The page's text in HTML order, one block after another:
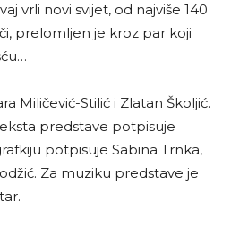
vrli novi svijet, od najviše 140
prelomljen je kroz par koji
Miličević-Stilić i Zlatan Školjić.
predstave potpisuje
potpisuje Sabina Trnka,
Za muziku predstave je